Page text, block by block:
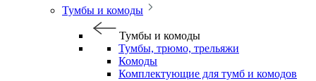
Тумбы и комоды
Тумбы и комоды
Тумбы, трюмо, трельяжи
Комоды
Комплектующие для тумб и комодов